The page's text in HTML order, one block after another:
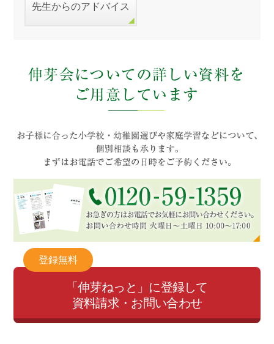
先生からのアドバイス
登録無料
「伸芽ねっと」に登録して
資料請求・お問い合わせ